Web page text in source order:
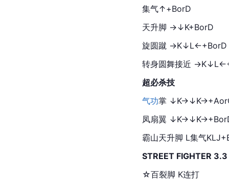
集气↑+BorD
天升脚 →↓K+BorD
旋圆蹴 →K↓L←+BorD
转身圆舞接近
超必杀技
气功掌
凤扇翼
霸山天升脚 L集气
STREET FIGHTER 3.3
☆百裂脚 K连打